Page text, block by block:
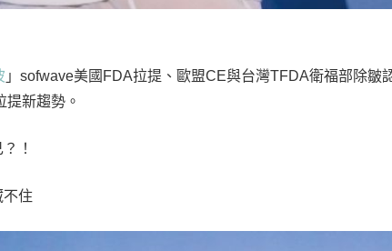
」sofwave美國FDA拉提、歐盟CE與台灣TFDA衛福部除皺
提新趨勢。
！
不住